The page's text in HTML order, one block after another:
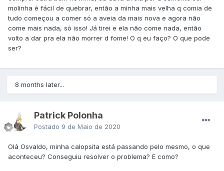
molinha é fácil de quebrar, então a minha mais velha q comia de
tudo começou a comer só a aveia da mais nova e agora não
come mais nada, só isso! Já tirei e ela não come nada, então
volto a dar pra ela não morrer d fome! O q eu faço? O que pode
ser?
8 months later...
Patrick Polonha
Postado 9 de Maio de 2020
Olá Osvaldo, minha calopsita está passando pelo mesmo, o que
aconteceu? Conseguiu resolver o problema? E como?